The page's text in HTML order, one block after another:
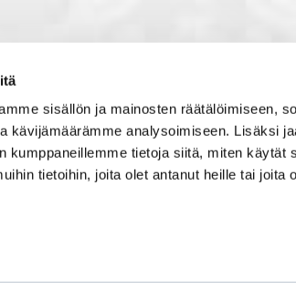
sisällön ja mainosten räätälöimiseen,
kävijämäärämme analysoimiseen. Lisäksi
kumppaneillemme tietoja siitä, miten käytät
tietoihin, joita olet antanut heille tai joita
kiinnostavia kontakteja
yhdessä
mukana joukossa, joka
ja kehittää jatkuvasti
Valtakatu 6,
Avoinna ma -